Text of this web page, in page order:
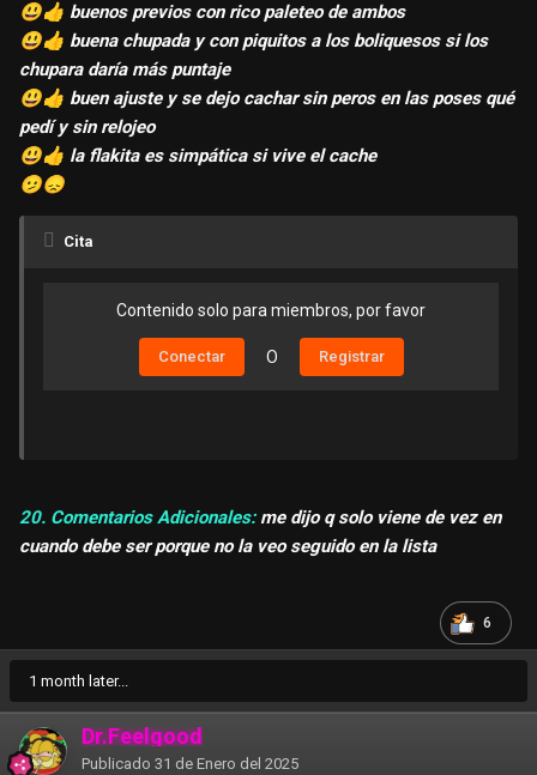
😃👍 buenos previos con rico paleteo de ambos
😃👍 buena chupada y con piquitos a los boliquesos si los
chupara daría más puntaje
😃👍 buen ajuste y se dejo cachar sin peros en las poses qué
pedí y sin relojeo
😃👍 la flakita es simpática si vive el cache
🫤😞
Cita
Contenido solo para miembros, por favor
Conectar O Registrar
20. Comentarios Adicionales: me dijo q solo viene de vez en
cuando debe ser porque no la veo seguido en la lista
6
1 month later...
Dr.Feelgood
Publicado 31 de Enero del 2025